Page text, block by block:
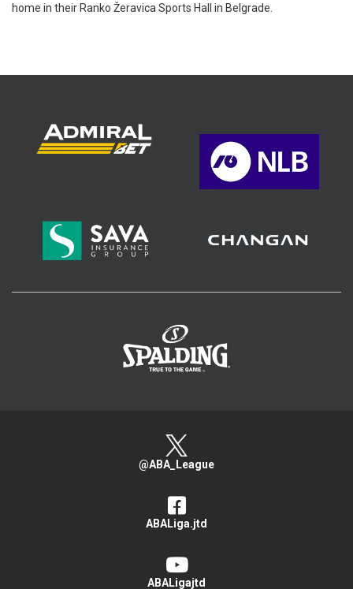
home in their Ranko Žeravica Sports Hall in Belgrade.
@ABA_League
ABALiga.jtd
ABALigajtd